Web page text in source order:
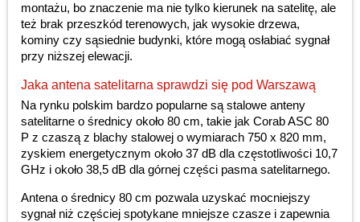
montażu, bo znaczenie ma nie tylko kierunek na satelitę, ale
też brak przeszkód terenowych, jak wysokie drzewa,
kominy czy sąsiednie budynki, które mogą osłabiać sygnał
przy niższej elewacji.
Jaka antena satelitarna sprawdzi się pod Warszawą
Na rynku polskim bardzo popularne są stalowe anteny
satelitarne o średnicy około 80 cm, takie jak Corab ASC 80
P z czaszą z blachy stalowej o wymiarach 750 x 820 mm,
zyskiem energetycznym około 37 dB dla częstotliwości 10,7
GHz i około 38,5 dB dla górnej części pasma satelitarnego.
Antena o średnicy 80 cm pozwala uzyskać mocniejszy
sygnał niż częściej spotykane mniejsze czasze i zapewnia